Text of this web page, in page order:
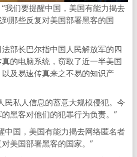
我们要提醒中国，美国有能力揭去
那些反复对美国部署黑客的国
部长巴尔指中国人民解放军的四
的电脑系统，窃取了近一半美国
及易速传真来之不易的知识产
民私人信息的蓄意大规模侵犯。今
黑客对他们的犯罪行为负责。”
中国，美国有能力揭去网络匿名者
美国部署黑客的国家。”